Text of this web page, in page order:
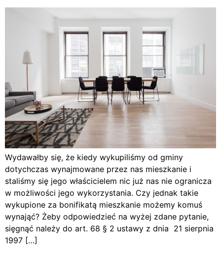
Wydawałby się, że kiedy wykupiliśmy od gminy
dotychczas wynajmowane przez nas mieszkanie i
staliśmy się jego właścicielem nic już nas nie ogranicza
w możliwości jego wykorzystania. Czy jednak takie
wykupione za bonifikatą mieszkanie możemy komuś
wynająć? Żeby odpowiedzieć na wyżej zdane pytanie,
sięgnąć należy do art. 68 § 2 ustawy z dnia 21 sierpnia
1997 […]